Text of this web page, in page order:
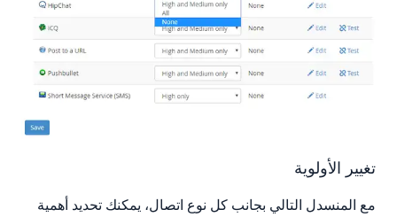
تغيير الأولوية
مع المنسدل التالي بجانب كل نوع اتصال، يمكنك تحديد أهمية